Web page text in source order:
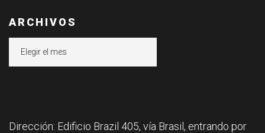
ARCHIVOS
Dirección: Edificio Brazil 405, vía Brasil, entrando por